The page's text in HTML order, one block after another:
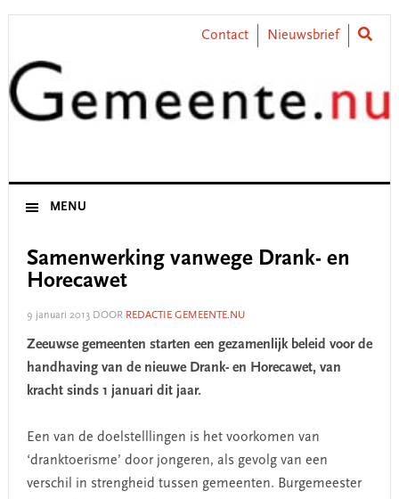
Skip
primary
navigation
Skip
content
Skip
primary
sidebar
Skip
footer
Contact Nieuwsbrief
MENU
Samenwerking vanwege Drank- en
Horecawet
9 januari 2013DOOR REDACTIE GEMEENTE.NU
Zeeuwse gemeenten starten een gezamenlijk beleid voor de
handhaving van de nieuwe Drank- en Horecawet, van
kracht sinds 1 januari dit jaar.
Een van de doelstelllingen is het voorkomen van
‘dranktoerisme’ door jongeren, als gevolg van een
verschil in strengheid tussen gemeenten. Burgemeester